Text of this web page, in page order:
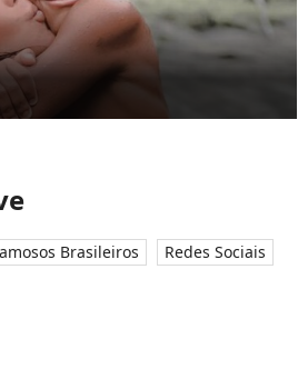
Brasileiros Redes Sociais